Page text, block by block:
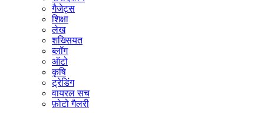
गैजेट्स
शिक्षा
लेख
शख्सियत
ब्लॉग
ऑटो
कृषि
ट्रेडिंग
वायरल सच
फ़ोटो गैलरी